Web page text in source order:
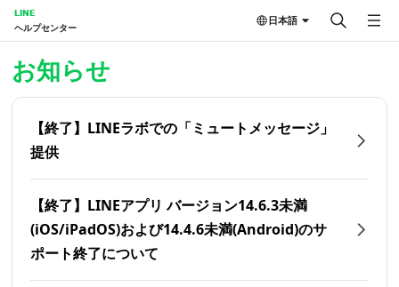
LINE
ヘルプセンター
日本語
お知らせ
【終了】LINEラボでの「ミュートメッセージ」
提供
【終了】LINEアプリ バージョン14.6.3未満
(iOS/iPadOS)および14.4.6未満(Android)のサ
ポート終了について